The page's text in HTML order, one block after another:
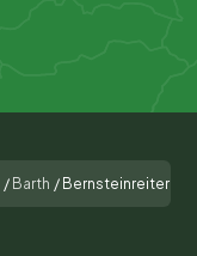
/ Barth / Bernsteinreiter